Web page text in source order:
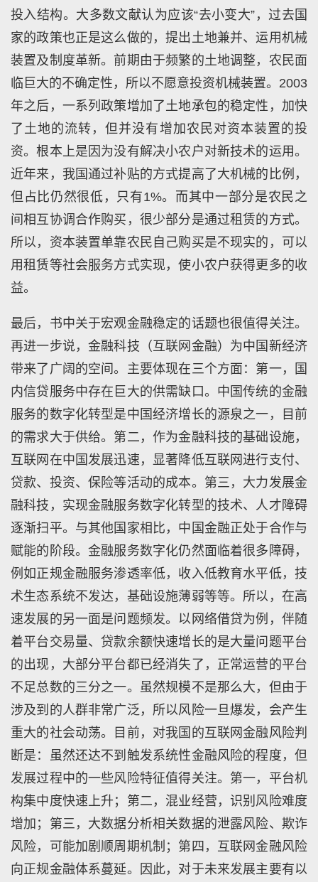
投入结构。大多数文献认为应该“去小变大”，过去国
家的政策也正是这么做的，提出土地兼并、运用机械
装置及制度革新。前期由于频繁的土地调整，农民面
临巨大的不确定性，所以不愿意投资机械装置。2003
年之后，一系列政策增加了土地承包的稳定性，加快
了土地的流转，但并没有增加农民对资本装置的投
资。根本上是因为没有解决小农户对新技术的运用。
近年来，我国通过补贴的方式提高了大机械的比例，
但占比仍然很低，只有1%。而其中一部分是农民之
间相互协调合作购买，很少部分是通过租赁的方式。
所以，资本装置单靠农民自己购买是不现实的，可以
用租赁等社会服务方式实现，使小农户获得更多的收
益。
最后，书中关于宏观金融稳定的话题也很值得关注。
再进一步说，金融科技（互联网金融）为中国新经济
带来了广阔的空间。主要体现在三个方面：第一，国
内信贷服务中存在巨大的供需缺口。中国传统的金融
服务的数字化转型是中国经济增长的源泉之一，目前
的需求大于供给。第二，作为金融科技的基础设施，
互联网在中国发展迅速，显著降低互联网进行支付、
贷款、投资、保险等活动的成本。第三，大力发展金
融科技，实现金融服务数字化转型的技术、人才障碍
逐渐扫平。与其他国家相比，中国金融正处于合作与
赋能的阶段。金融服务数字化仍然面临着很多障碍，
例如正规金融服务渗透率低，收入低教育水平低，技
术生态系统不发达，基础设施薄弱等等。所以，在高
速发展的另一面是问题频发。以网络借贷为例，伴随
着平台交易量、贷款余额快速增长的是大量问题平台
的出现，大部分平台都已经消失了，正常运营的平台
不足总数的三分之一。虽然规模不是那么大，但由于
涉及到的人群非常广泛，所以风险一旦爆发，会产生
重大的社会动荡。目前，对我国的互联网金融风险判
断是：虽然还达不到触发系统性金融风险的程度，但
发展过程中的一些风险特征值得关注。第一，平台机
构集中度快速上升；第二，混业经营，识别风险难度
增加；第三，大数据分析相关数据的泄露风险、欺诈
风险，可能加剧顺周期机制；第四，互联网金融风险
向正规金融体系蔓延。因此，对于未来发展主要有以